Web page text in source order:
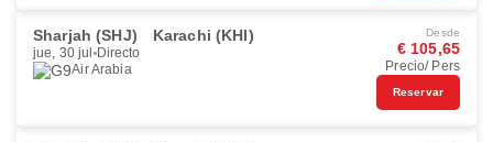
Sharjah (SHJ) Karachi (KHI)
jue, 30 jul Directo
Air Arabia
Desde
€ 105,65
Precio/ Pers
Reservar